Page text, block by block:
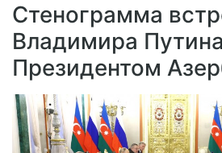
Стенограмма
Владимира
Президентом